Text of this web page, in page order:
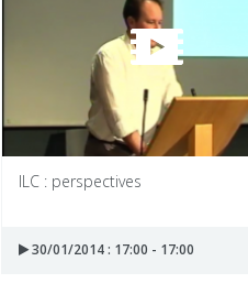
ILC : perspectives
30/01/2014 : 17:00 - 17:00